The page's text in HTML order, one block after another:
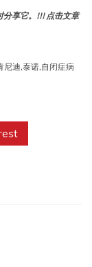
分享它。!!! 点击文章
尼迪,泰诺,自闭症病